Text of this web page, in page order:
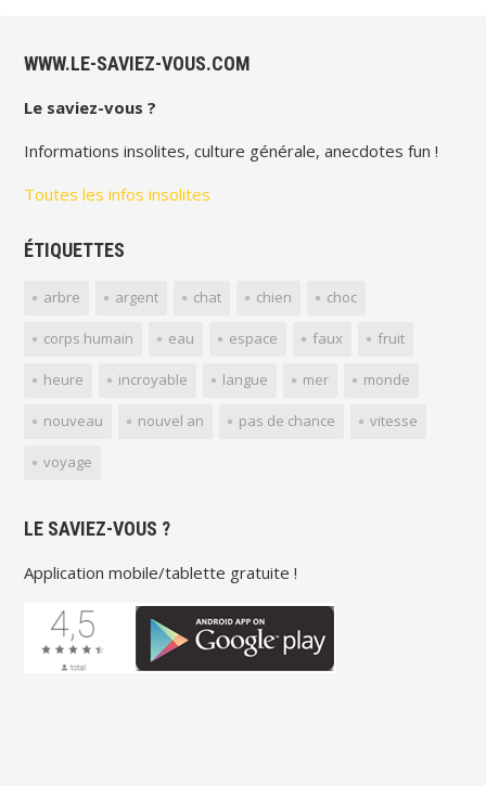
WWW.LE-SAVIEZ-VOUS.COM
Le saviez-vous ?
Informations insolites, culture générale, anecdotes fun !
Toutes les infos insolites
ÉTIQUETTES
arbre argent chat chien choc
corps humain eau espace faux fruit
heure incroyable langue mer monde
nouveau nouvel an pas de chance vitesse
voyage
LE SAVIEZ-VOUS ?
Application mobile/tablette gratuite !